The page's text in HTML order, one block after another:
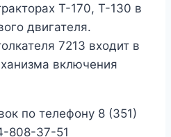
Т-170, Т-130 в
двигателя.
7213 входит в
включения
по телефону 8 (351)
808-37-51